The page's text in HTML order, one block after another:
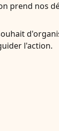
prend nos
l'action.